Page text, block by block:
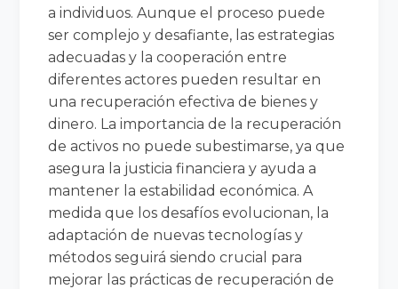
a individuos. Aunque el proceso puede
ser complejo y desafiante, las estrategias
adecuadas y la cooperación entre
diferentes actores pueden resultar en
una recuperación efectiva de bienes y
dinero. La importancia de la recuperación
de activos no puede subestimarse, ya que
asegura la justicia financiera y ayuda a
mantener la estabilidad económica. A
medida que los desafíos evolucionan, la
adaptación de nuevas tecnologías y
métodos seguirá siendo crucial para
mejorar las prácticas de recuperación de